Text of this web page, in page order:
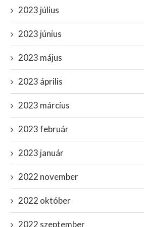
2023 július
2023 június
2023 május
2023 április
2023 március
2023 február
2023 január
2022 november
2022 október
2022 szeptember